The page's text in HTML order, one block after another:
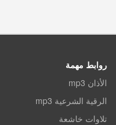
روابط مهمة
الأذان mp3
الرقية الشرعية mp3
تلاوات خاشعة